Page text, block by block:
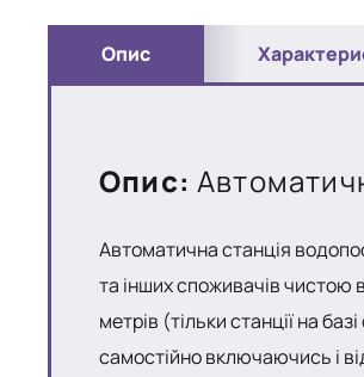
Опис
Опис:
Автоматична станція
та інших споживачів чистою
метрів (тільки станції на
самостійно включаючись і